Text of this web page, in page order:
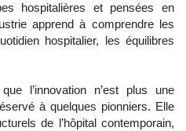
hospitalières et pensées en
apprend à comprendre les
hospitalier, les équilibres
l’innovation n’est plus une
à quelques pionniers. Elle
de l’hôpital contemporain,